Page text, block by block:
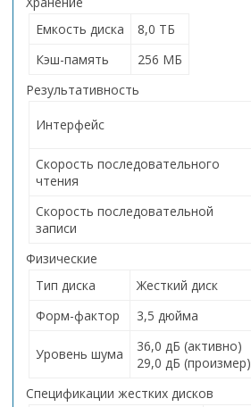
Емкость диска
8,0 ТБ
Кэш-память
256 МБ
Результативность
Интерфейс
Скорость последовательного
чтения
Скорость последовательной
записи
Физические
Тип диска
Жесткий диск
Форм-фактор
3,5 дюйма
Уровень шума
36,0 дБ (активно)
29,0 дБ (произмер)
Спецификации жестких дисков